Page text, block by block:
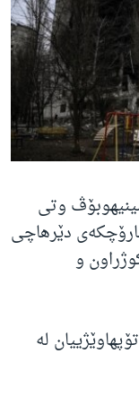
وتی
دێرهاچی
و
66 هێرشی تۆپهاوێژییان لە